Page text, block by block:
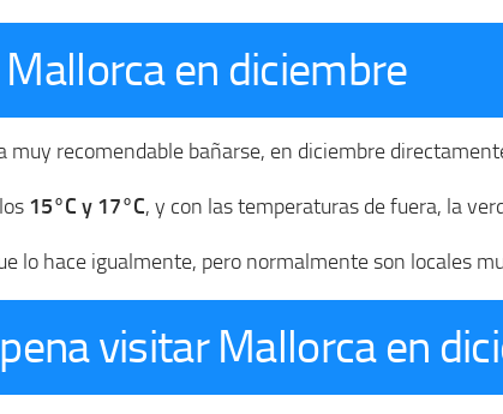
en diciembre
muy recomendable bañarse, en diciembre
15°C y 17°C, y con las temperaturas de fuera, la
lo hace igualmente, pero normalmente son locales
visitar Mallorca en